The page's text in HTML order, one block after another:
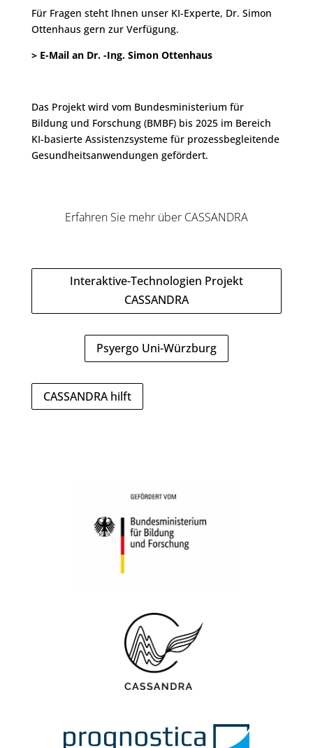
Für Fragen steht Ihnen unser KI-Experte, Dr. Simon
Ottenhaus gern zur Verfügung.
> E-Mail an Dr. -Ing. Simon Ottenhaus
Das Projekt wird vom Bundesministerium für
Bildung und Forschung (BMBF) bis 2025 im Bereich
KI-basierte Assistenzsysteme für prozessbegleitende
Gesundheitsanwendungen gefördert.
Erfahren Sie mehr über CASSANDRA
Interaktive-Technologien Projekt
CASSANDRA
Psyergo Uni-Würzburg
CASSANDRA hilft